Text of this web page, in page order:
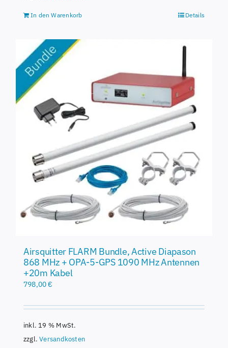
In den Warenkorb Details
Airsquitter FLARM Bundle, Active Diapason
868 MHz + OPA-5-GPS 1090 MHz Antennen
+20m Kabel
798,00€
inkl. 19 % MwSt.
zzgl.Versandkosten